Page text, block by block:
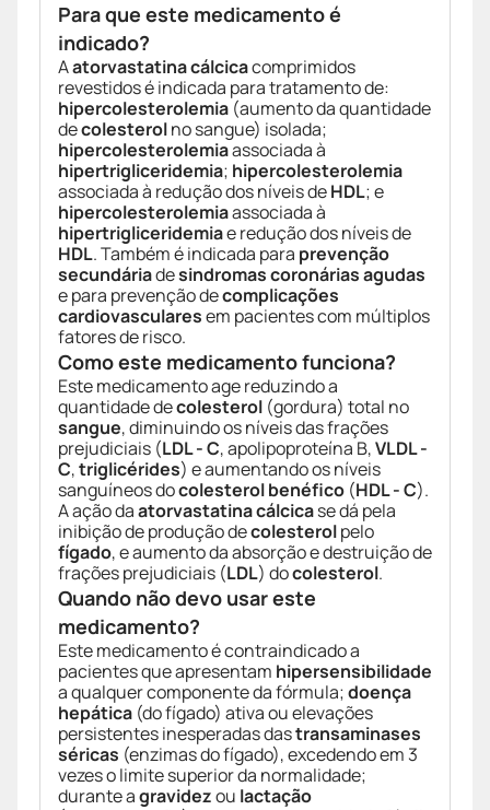
Para que este medicamento é
indicado?
Aatorvastatina cálcicacomprimidos
revestidos é indicada para tratamento de:
hipercolesterolemia (aumento da quantidade
decolesterolno sangue) isolada;
hipercolesterolemiaassociada à
hipertrigliceridemia; hipercolesterolemia
associada à redução dos níveis deHDL; e
hipercolesterolemiaassociada à
hipertrigliceridemiae redução dos níveis de
HDL. Também é indicada para prevenção
secundáriadesindromas coronárias agudas
e para prevenção decomplicações
cardiovascularesem pacientes com múltiplos
fatores de risco.
Como este medicamento funciona?
Este medicamento age reduzindo a
quantidade decolesterol (gordura) total no
sangue, diminuindo os níveis das frações
prejudiciais (LDL - C, apolipoproteína B,VLDL -
C,triglicérides) e aumentando os níveis
sanguíneos docolesterol benéfico (HDL - C).
A ação daatorvastatina cálcicase dá pela
inibição de produção decolesterolpelo
fígado, e aumento da absorção e destruição de
frações prejudiciais (LDL) docolesterol.
Quando não devo usar este
medicamento?
Este medicamento é contraindicado a
pacientes que apresentam hipersensibilidade
a qualquer componente da fórmula;doença
hepática (do fígado) ativa ou elevações
persistentes inesperadas dastransaminases
séricas (enzimas do fígado), excedendo em 3
vezes o limite superior da normalidade;
durante agravidezou lactação